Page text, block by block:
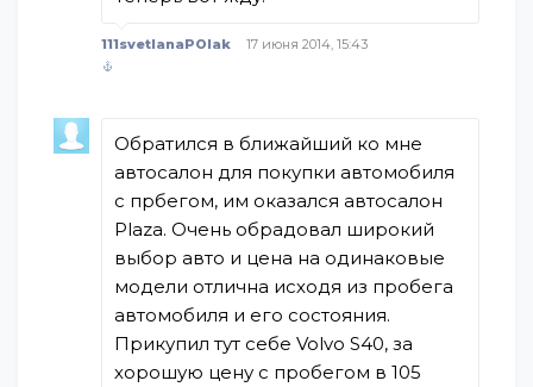
111svetlanaPOlak 17 июня 2014, 15:43
Обратился в ближайший ко мне
автосалон для покупки автомобиля
с прбегом, им оказался автосалон
Plaza. Очень обрадовал широкий
выбор авто и цена на одинаковые
модели отлична исходя из пробега
автомобиля и его состояния.
Прикупил тут себе Volvo S40, за
хорошую цену с пробегом в 105